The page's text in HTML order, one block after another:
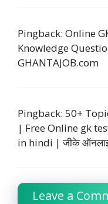
Pingback: Online
Knowledge
GHANTAJOB.com
Pingback: 50+
| Free Online gk
in hindi | जीके
Leave a